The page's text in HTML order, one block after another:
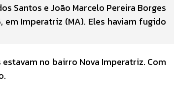
Santos e João Marcelo Pereira Borges
Imperatriz (MA). Eles haviam fugido
no bairro Nova Imperatriz. Com